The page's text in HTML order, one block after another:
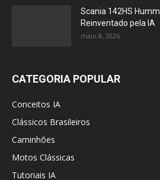
Scania 142HS
Reinventado pela IA
maio 8, 2026
CATEGORIA POPULAR
Conceitos IA
Clássicos Brasileiros
Caminhões
Motos Clássicas
Tutoriais IA